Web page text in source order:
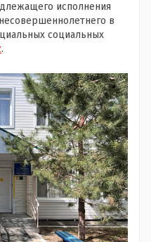
исполнения
в
социальных
.